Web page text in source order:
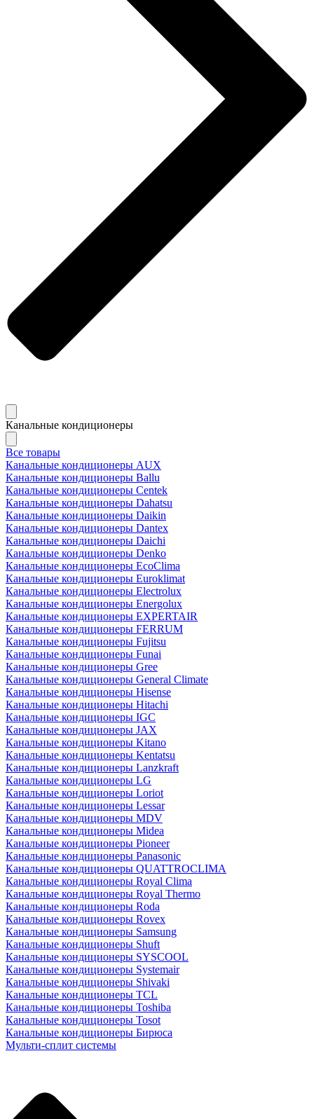
Канальные кондиционеры
Все товары
Канальные кондиционеры AUX
Канальные кондиционеры Ballu
Канальные кондиционеры Centek
Канальные кондиционеры Dahatsu
Канальные кондиционеры Daikin
Канальные кондиционеры Dantex
Канальные кондиционеры Daichi
Канальные кондиционеры Denko
Канальные кондиционеры EcoClima
Канальные кондиционеры Euroklimat
Канальные кондиционеры Electrolux
Канальные кондиционеры Energolux
Канальные кондиционеры EXPERTAIR
Канальные кондиционеры FERRUM
Канальные кондиционеры Fujitsu
Канальные кондиционеры Funai
Канальные кондиционеры Gree
Канальные кондиционеры General Climate
Канальные кондиционеры Hisense
Канальные кондиционеры Hitachi
Канальные кондиционеры IGC
Канальные кондиционеры JAX
Канальные кондиционеры Kitano
Канальные кондиционеры Kentatsu
Канальные кондиционеры Lanzkraft
Канальные кондиционеры LG
Канальные кондиционеры Loriot
Канальные кондиционеры Lessar
Канальные кондиционеры MDV
Канальные кондиционеры Midea
Канальные кондиционеры Pioneer
Канальные кондиционеры Panasonic
Канальные кондиционеры QUATTROCLIMA
Канальные кондиционеры Royal Clima
Канальные кондиционеры Royal Thermo
Канальные кондиционеры Roda
Канальные кондиционеры Rovex
Канальные кондиционеры Samsung
Канальные кондиционеры Shuft
Канальные кондиционеры SYSCOOL
Канальные кондиционеры Systemair
Канальные кондиционеры Shivaki
Канальные кондиционеры TCL
Канальные кондиционеры Toshiba
Канальные кондиционеры Tosot
Канальные кондиционеры Бирюса
Мульти-сплит системы